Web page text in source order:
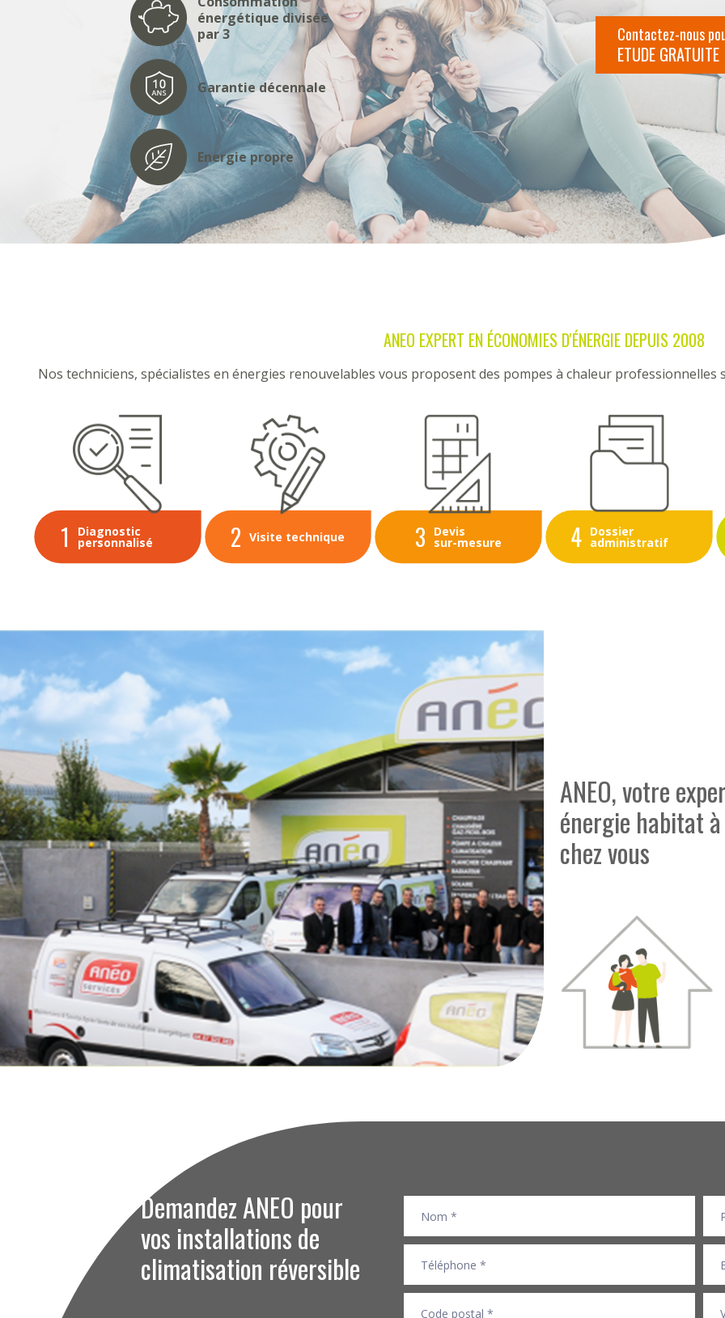
énergétique divisée
par 3
Garantie décennale
Energie propre
Contactez-nous
ETUDE GRATUITE
ANEO EXPERT EN ÉCONOMIES D'ÉNERGIE DEPUIS 2008
Nos techniciens, spécialistes en énergies renouvelables vous proposent des pompes à chaleur
1 Diagnostic
personnalisé 2 Visite technique 3 Devis
sur-mesure 4 Dossier
administratif
ANEO, votre
énergie habitat
chez vous
Demandez ANEO pour
vos installations de
climatisation réversible